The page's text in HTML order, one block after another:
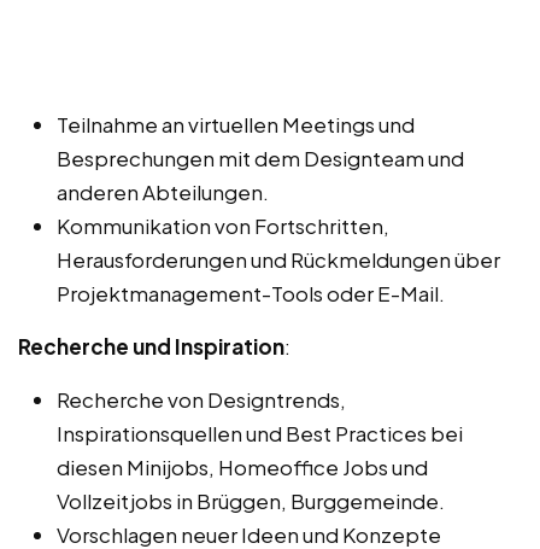
Teilnahme an virtuellen Meetings und
Besprechungen mit dem Designteam und
anderen Abteilungen.
Kommunikation von Fortschritten,
Herausforderungen und Rückmeldungen über
Projektmanagement-Tools oder E-Mail.
Recherche und Inspiration:
Recherche von Designtrends,
Inspirationsquellen und Best Practices bei
diesen Minijobs, Homeoffice Jobs und
Vollzeitjobs in Brüggen, Burggemeinde.
Vorschlagen neuer Ideen und Konzepte